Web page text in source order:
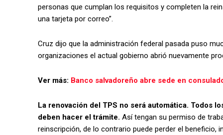
personas que cumplan los requisitos y completen la
una tarjeta por correo”.
Cruz dijo que la administración federal pasada puso
organizaciones el actual gobierno abrió nuevamente
Ver más: Banco salvadoreño abre sede en
La renovación del TPS no será automática. Todos
deben hacer el trámite. Así tengan su permiso de
reinscripción, de lo contrario puede perder el beneficio,